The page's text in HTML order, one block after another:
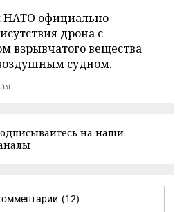
НАТО официально
дрона с
взрывчатого вещества
судном.
на наши
(12)